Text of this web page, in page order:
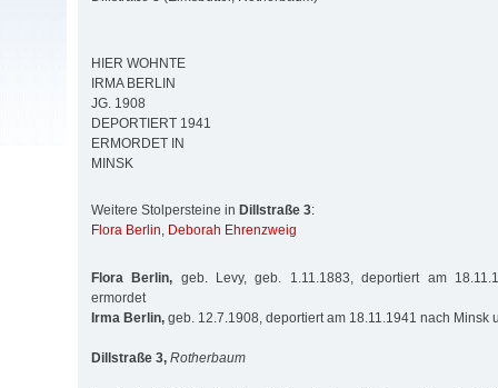
HIER WOHNTE
IRMA BERLIN
JG. 1908
DEPORTIERT 1941
ERMORDET IN
MINSK
Weitere Stolpersteine in Dillstraße 3:
Flora Berlin, Deborah Ehrenzweig
Flora Berlin, geb. Levy, geb. 1.11.1883, deportiert am
ermordet
Irma Berlin, geb. 12.7.1908, deportiert am 18.11.1941 nach Minsk
Dillstraße 3, Rotherbaum